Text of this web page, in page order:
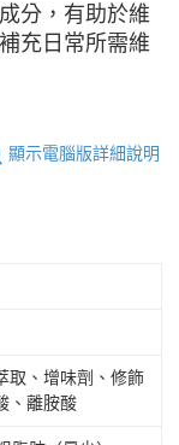
分，有助於維
充日常所需維
顯示電腦版詳細說明
取、增味劑、修飾
、離胺酸